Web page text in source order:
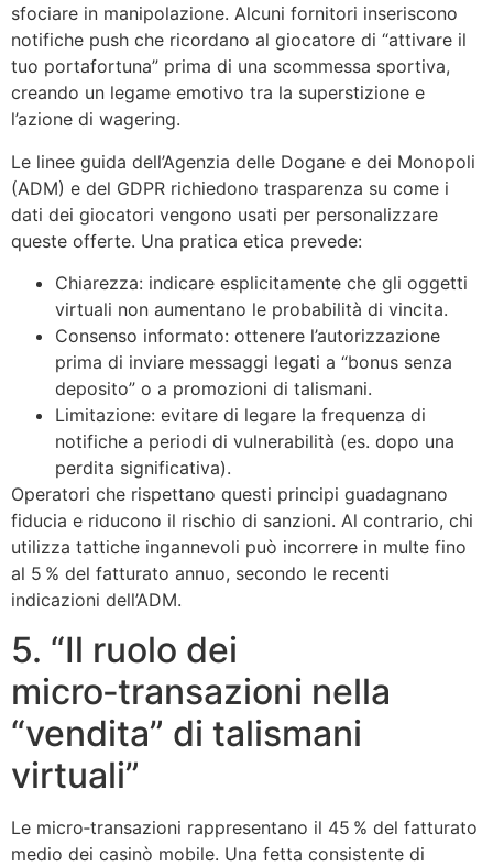
sfociare in manipolazione. Alcuni fornitori inseriscono
notifiche push che ricordano al giocatore di “attivare il
tuo portafortuna” prima di una scommessa sportiva,
creando un legame emotivo tra la superstizione e
l’azione di wagering.
Le linee guida dell’Agenzia delle Dogane e dei Monopoli
(ADM) e del GDPR richiedono trasparenza su come i
dati dei giocatori vengono usati per personalizzare
queste offerte. Una pratica etica prevede:
Chiarezza: indicare esplicitamente che gli oggetti
virtuali non aumentano le probabilità di vincita.
Consenso informato: ottenere l’autorizzazione
prima di inviare messaggi legati a “bonus senza
deposito” o a promozioni di talismani.
Limitazione: evitare di legare la frequenza di
notifiche a periodi di vulnerabilità (es. dopo una
perdita significativa).
Operatori che rispettano questi principi guadagnano
fiducia e riducono il rischio di sanzioni. Al contrario, chi
utilizza tattiche ingannevoli può incorrere in multe fino
al 5 % del fatturato annuo, secondo le recenti
indicazioni dell’ADM.
5. “Il ruolo dei
micro‑transazioni nella
“vendita” di talismani
virtuali”
Le micro‑transazioni rappresentano il 45 % del fatturato
medio dei casinò mobile. Una fetta consistente di